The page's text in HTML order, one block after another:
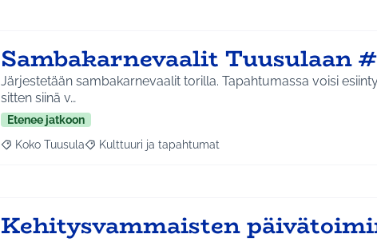
Sambakarnevaalit Tuusulaan
Järjestetään sambakarnevaalit torilla. Tapahtumassa voisi
sitten siinä v…
Etenee jatkoon
Rajaa tulokset aihepiirin mukaan: Koko Tuusula
Koko Tuusula Rajaa tulokset teeman mukaan: Kulttuuri ja tapahtumat
Kulttuuri ja tapahtumat
Kehitysvammaisten